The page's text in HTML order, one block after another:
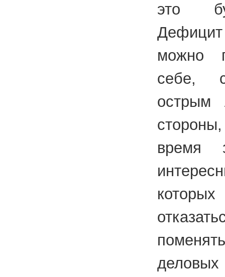
это
Дефицит
можно
себе,
острым
время